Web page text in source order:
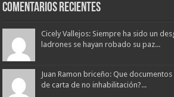
Comentarios Recientes
Cicely Vallejos: Siempre ha sido un
ladrones se hayan robado su paz...
Juan Ramon briceño: Que
de carta de no inhabilitación?...